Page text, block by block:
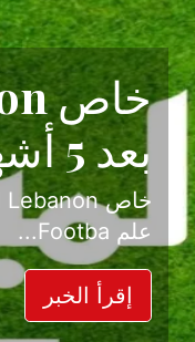
حكاية
الدرجة
بعد موسم حافل
حسم ل...
إقرأ الخبر